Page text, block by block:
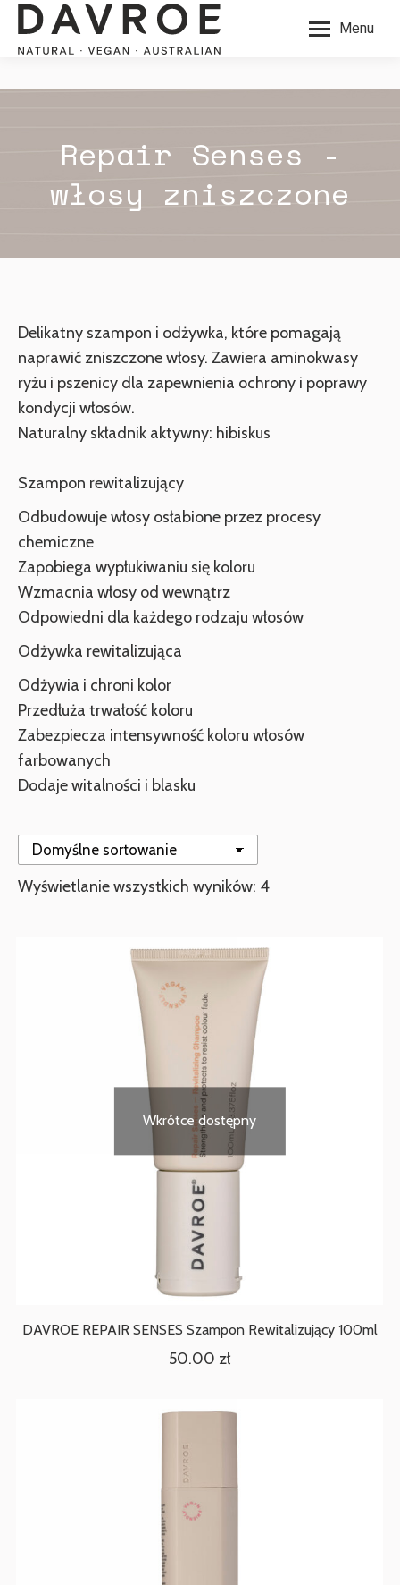
Menu
Repair Senses -
włosy zniszczone
Delikatny szampon i odżywka, które pomagają
naprawić zniszczone włosy. Zawiera aminokwasy
ryżu i pszenicy dla zapewnienia ochrony i poprawy
kondycji włosów.
Naturalny składnik aktywny: hibiskus
Szampon rewitalizujący
Odbudowuje włosy osłabione przez procesy
chemiczne
Zapobiega wypłukiwaniu się koloru
Wzmacnia włosy od wewnątrz
Odpowiedni dla każdego rodzaju włosów
Odżywka rewitalizująca
Odżywia i chroni kolor
Przedłuża trwałość koloru
Zabezpiecza intensywność koloru włosów
farbowanych
Dodaje witalności i blasku
Wyświetlanie wszystkich wyników: 4
Wkrótce dostępny
DAVROE REPAIR SENSES Szampon Rewitalizujący 100ml
50.00 zł